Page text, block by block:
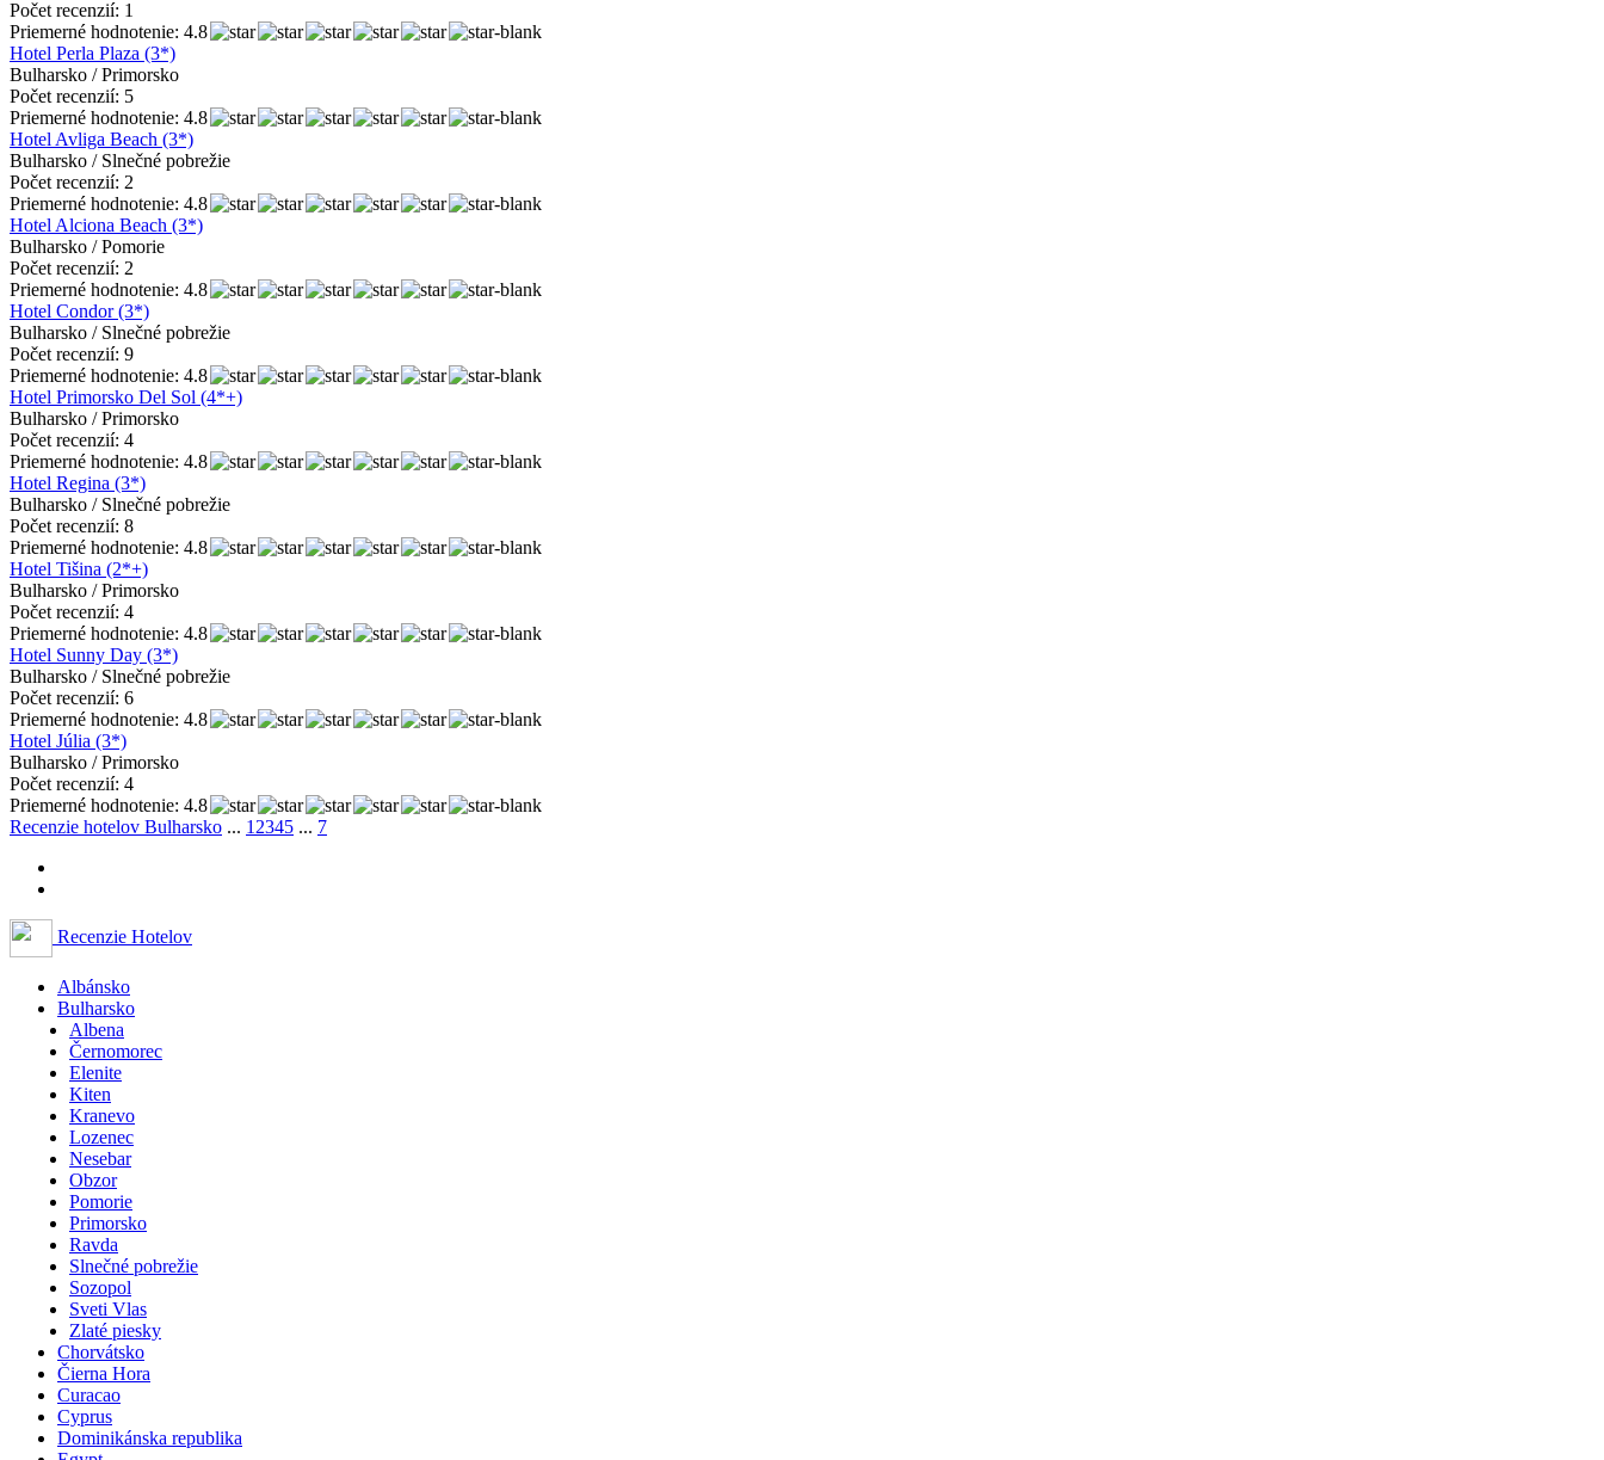
Počet recenzií: 1
Priemerné hodnotenie: 4.8
Hotel Perla Plaza (3*)
Bulharsko / Primorsko
Počet recenzií: 5
Priemerné hodnotenie: 4.8
Hotel Avliga Beach (3*)
Bulharsko / Slnečné pobrežie
Počet recenzií: 2
Priemerné hodnotenie: 4.8
Hotel Alciona Beach (3*)
Bulharsko / Pomorie
Počet recenzií: 2
Priemerné hodnotenie: 4.8
Hotel Condor (3*)
Bulharsko / Slnečné pobrežie
Počet recenzií: 9
Priemerné hodnotenie: 4.8
Hotel Primorsko Del Sol (4*+)
Bulharsko / Primorsko
Počet recenzií: 4
Priemerné hodnotenie: 4.8
Hotel Regina (3*)
Bulharsko / Slnečné pobrežie
Počet recenzií: 8
Priemerné hodnotenie: 4.8
Hotel Tišina (2*+)
Bulharsko / Primorsko
Počet recenzií: 4
Priemerné hodnotenie: 4.8
Hotel Sunny Day (3*)
Bulharsko / Slnečné pobrežie
Počet recenzií: 6
Priemerné hodnotenie: 4.8
Hotel Júlia (3*)
Bulharsko / Primorsko
Počet recenzií: 4
Priemerné hodnotenie: 4.8
Recenzie hotelov Bulharsko ... 1 2345 ... 7
Recenzie Hotelov
Albánsko
Bulharsko
Albena
Černomorec
Elenite
Kiten
Kranevo
Lozenec
Nesebar
Obzor
Pomorie
Primorsko
Ravda
Slnečné pobrežie
Sozopol
Sveti Vlas
Zlaté piesky
Chorvátsko
Čierna Hora
Curacao
Cyprus
Dominikánska republika